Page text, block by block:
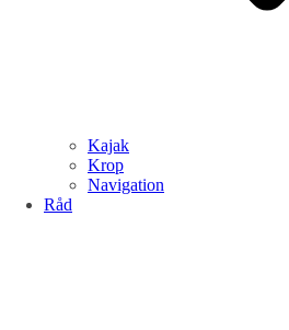
Kajak
Krop
Navigation
Råd